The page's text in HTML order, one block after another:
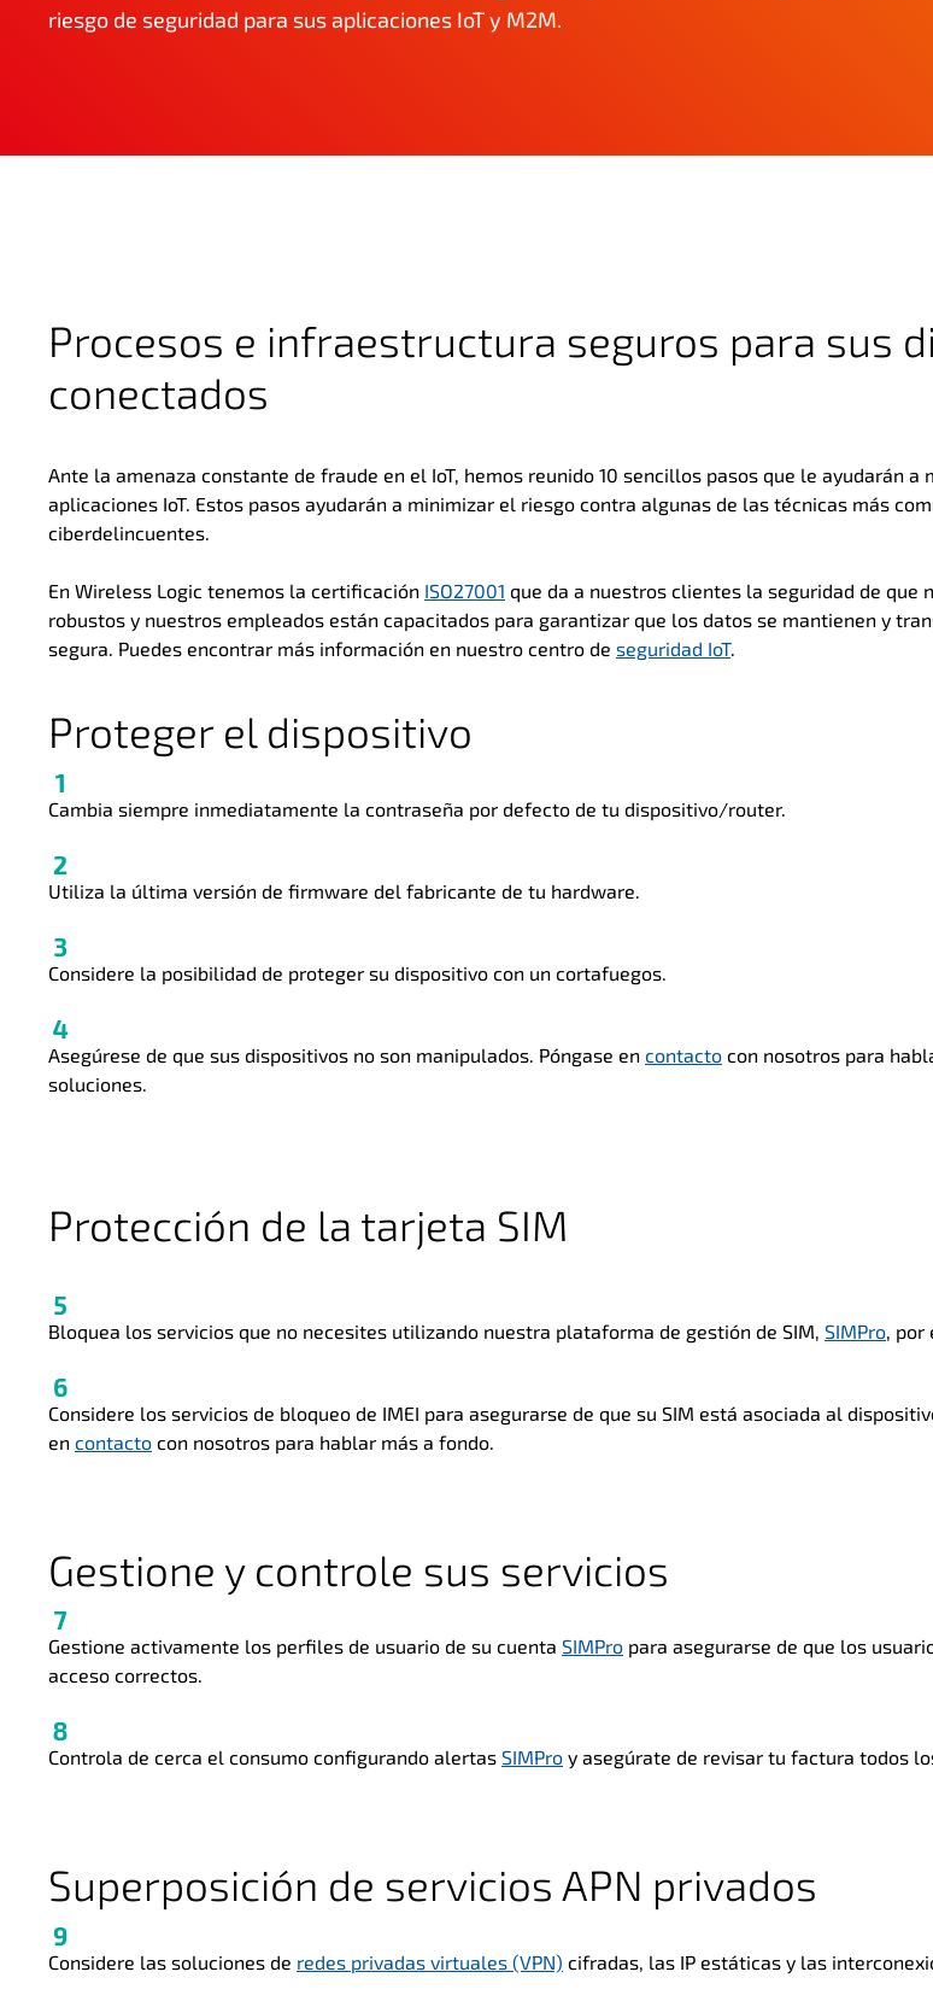
riesgo de seguridad para sus aplicaciones IoT y M2M.
Procesos e infraestructura seguros para sus
conectados
Ante la amenaza constante de fraude en el IoT, hemos reunido 10 sencillos pasos que le ayudarán a
aplicaciones IoT. Estos pasos ayudarán a minimizar el riesgo contra algunas de las técnicas más
ciberdelincuentes.
En Wireless Logic tenemos la certificación ISO27001 que da a nuestros clientes la seguridad de que
robustos y nuestros empleados están capacitados para garantizar que los datos se mantienen y
segura. Puedes encontrar más información en nuestro centro de seguridad IoT.
Proteger el dispositivo
Cambia siempre inmediatamente la contraseña por defecto de tu dispositivo/router.
Utiliza la última versión de firmware del fabricante de tu hardware.
Considere la posibilidad de proteger su dispositivo con un cortafuegos.
Asegúrese de que sus dispositivos no son manipulados. Póngase en contacto con nosotros para
soluciones.
Protección de la tarjeta SIM
Bloquea los servicios que no necesites utilizando nuestra plataforma de gestión de SIM, SIMPro ,
Considere los servicios de bloqueo de IMEI para asegurarse de que su SIM está asociada al
en contacto con nosotros para hablar más a fondo.
Gestione y controle sus servicios
Gestione activamente los perfiles de usuario de su cuenta SIMPro para asegurarse de que los
acceso correctos.
Controla de cerca el consumo configurando alertas SIMPro y asegúrate de revisar tu factura todos
Superposición de servicios APN privados
Considere las soluciones de redes privadas virtuales (VPN) cifradas, las IP estáticas y las